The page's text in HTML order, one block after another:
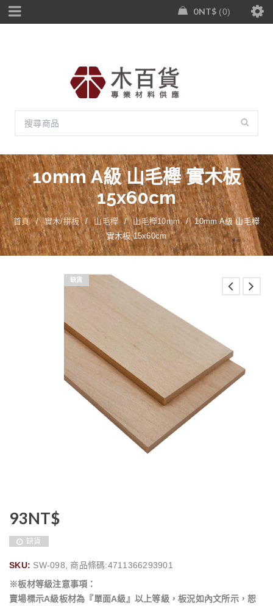
0NT$ 0
10mm A級 山毛櫸 實木板
15x60cm
首頁 / 實木/拼板 / 山毛櫸 / 山毛櫸10mm /
10mm A級 山毛櫸
實木板 15x60cm
缺貨
93NT$
缺貨
SKU: SW-098, 商品條碼:4711366293901
※板材等級注意事項：
賣場標示A級板材為『單面A級』以上等級，板況如內文所示，恕